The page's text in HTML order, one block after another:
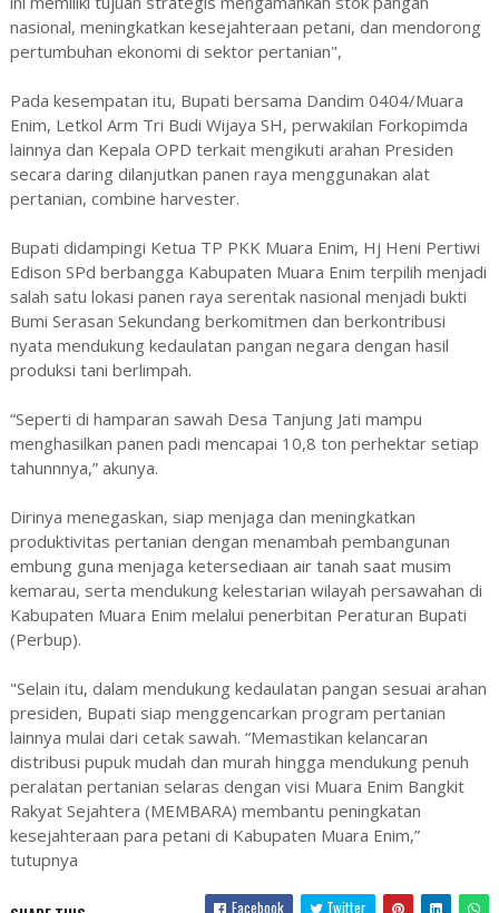
nasional, meningkatkan kesejahteraan petani, dan mendorong
pertumbuhan ekonomi di sektor pertanian",
Pada kesempatan itu, Bupati bersama Dandim 0404/Muara
Enim, Letkol Arm Tri Budi Wijaya SH, perwakilan Forkopimda
lainnya dan Kepala OPD terkait mengikuti arahan Presiden
secara daring dilanjutkan panen raya menggunakan alat
pertanian, combine harvester.
Bupati didampingi Ketua TP PKK Muara Enim, Hj Heni Pertiwi
Edison SPd berbangga Kabupaten Muara Enim terpilih menjadi
salah satu lokasi panen raya serentak nasional menjadi bukti
Bumi Serasan Sekundang berkomitmen dan berkontribusi
nyata mendukung kedaulatan pangan negara dengan hasil
produksi tani berlimpah.
“Seperti di hamparan sawah Desa Tanjung Jati mampu
menghasilkan panen padi mencapai 10,8 ton perhektar setiap
tahunnnya,” akunya.
Dirinya menegaskan, siap menjaga dan meningkatkan
produktivitas pertanian dengan menambah pembangunan
embung guna menjaga ketersediaan air tanah saat musim
kemarau, serta mendukung kelestarian wilayah persawahan di
Kabupaten Muara Enim melalui penerbitan Peraturan Bupati
(Perbup).
"Selain itu, dalam mendukung kedaulatan pangan sesuai arahan
presiden, Bupati siap menggencarkan program pertanian
lainnya mulai dari cetak sawah. “Memastikan kelancaran
distribusi pupuk mudah dan murah hingga mendukung penuh
peralatan pertanian selaras dengan visi Muara Enim Bangkit
Rakyat Sejahtera (MEMBARA) membantu peningkatan
kesejahteraan para petani di Kabupaten Muara Enim,”
tutupnya
Facebook Twitter